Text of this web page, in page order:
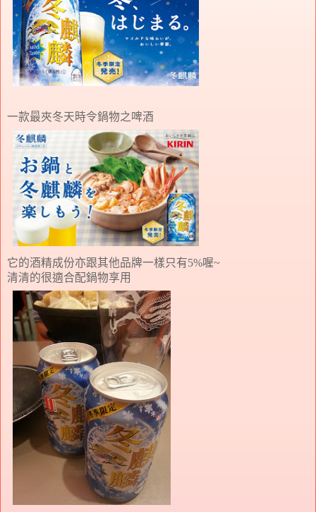
一款最夾冬天時令鍋物之啤酒
它的酒精成份亦跟其他品牌一樣只有5%喔~
清清的很適合配鍋物享用